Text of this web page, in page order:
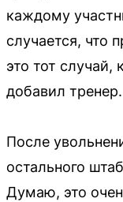
каждому
случается, что
это тот случай,
добавил тренер.
После
остального
Думаю, это